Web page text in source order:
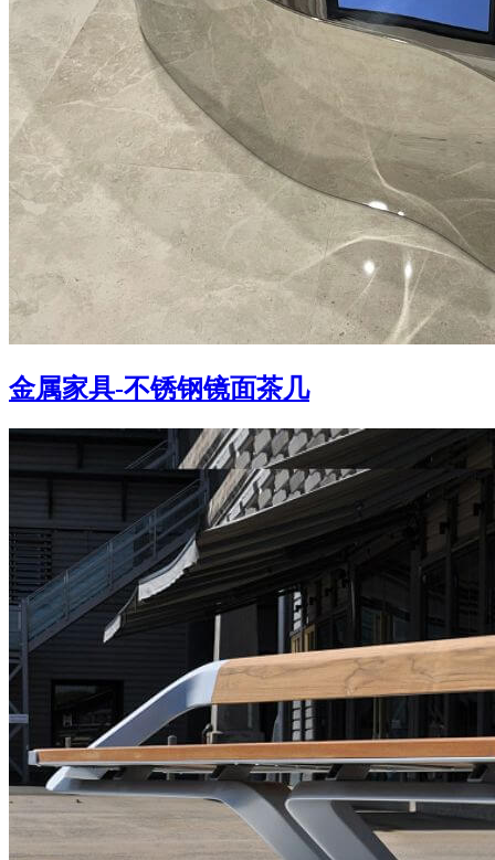
金属家具-不锈钢镜面茶几